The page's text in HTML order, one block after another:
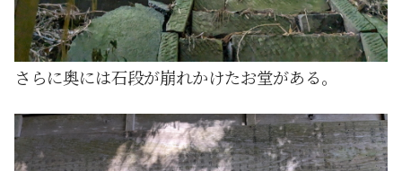
さらに奥には石段が崩れかけたお堂がある。